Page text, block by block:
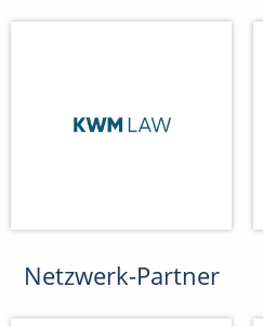
Netzwerk-Partner